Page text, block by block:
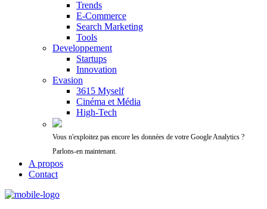
Trends
E-Commerce
Search Marketing
Tools
Developpement
Startups
Innovation
Evasion
3615 Myself
Cinéma et Média
High-Tech
Vous n'exploitez pas encore les données de votre Google Analytics ?
Parlons-en maintenant.
A propos
Contact